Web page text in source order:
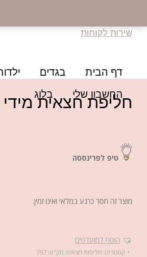
שירות לקוחות
דף הבית בגדים
החשבון שלי
בלוג
חליפת חצאית
טיפ לפרינססה
מוצר זה חסר כרגע במלאי ואינו זמין.
הוסף למועדפים
קטגוריה: חליפות חצאית מק"ט:797